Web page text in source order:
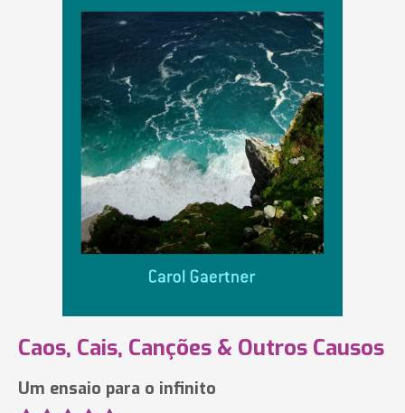
Caos, Cais, Canções & Outros Causos
Um ensaio para o infinito